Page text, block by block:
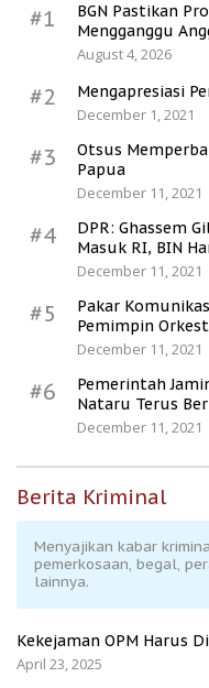
#1
BGN Pastikan
Mengganggu
August 4, 2026
#2
Mengapresiasi
December 1, 2021
#3
Otsus
Papua
December 11, 2021
#4
DPR: Ghassem
Masuk RI, BIN
December 11, 2021
#5
Pakar
Pemimpin
December 11, 2021
#6
Pemerintah
Nataru Terus
December 11, 2021
Berita Kriminal
Menyajikan kabar
pemerkosaan, begal,
lainnya.
Kekejaman OPM Harus
April 23, 2025